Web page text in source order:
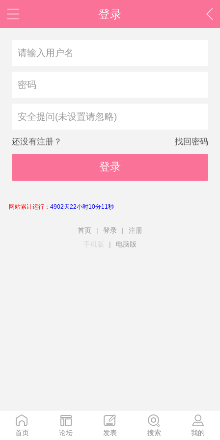
登录
安全提问(未设置请忽略)
还没有注册？ 找回密码
登录
网站累计运行： 4902天22小时10分12秒
首页 | 登录 |
注册
手机版
| 电脑版
首页 论坛 发表 搜索 我的